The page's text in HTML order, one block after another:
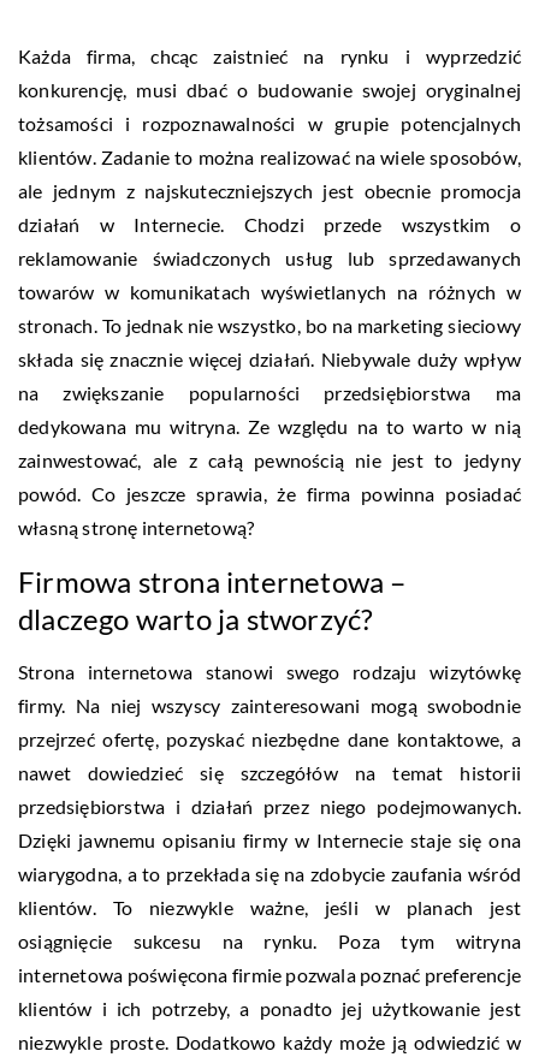
Każda firma, chcąc zaistnieć na rynku i wyprzedzić
konkurencję, musi dbać o budowanie swojej oryginalnej
tożsamości i rozpoznawalności w grupie potencjalnych
klientów. Zadanie to można realizować na wiele sposobów,
ale jednym z najskuteczniejszych jest obecnie promocja
działań w Internecie. Chodzi przede wszystkim o
reklamowanie świadczonych usług lub sprzedawanych
towarów w komunikatach wyświetlanych na różnych w
stronach. To jednak nie wszystko, bo na marketing sieciowy
składa się znacznie więcej działań. Niebywale duży wpływ
na zwiększanie popularności przedsiębiorstwa ma
dedykowana mu witryna. Ze względu na to warto w nią
zainwestować, ale z całą pewnością nie jest to jedyny
powód. Co jeszcze sprawia, że firma powinna posiadać
własną stronę internetową?
Firmowa strona internetowa –
dlaczego warto ja stworzyć?
Strona internetowa stanowi swego rodzaju wizytówkę
firmy. Na niej wszyscy zainteresowani mogą swobodnie
przejrzeć ofertę, pozyskać niezbędne dane kontaktowe, a
nawet dowiedzieć się szczegółów na temat historii
przedsiębiorstwa i działań przez niego podejmowanych.
Dzięki jawnemu opisaniu firmy w Internecie staje się ona
wiarygodna, a to przekłada się na zdobycie zaufania wśród
klientów. To niezwykle ważne, jeśli w planach jest
osiągnięcie sukcesu na rynku. Poza tym witryna
internetowa poświęcona firmie pozwala poznać preferencje
klientów i ich potrzeby, a ponadto jej użytkowanie jest
niezwykle proste. Dodatkowo każdy może ją odwiedzić w